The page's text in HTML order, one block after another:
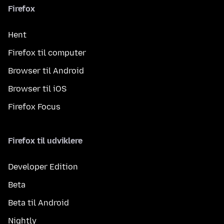
Firefox
Hent
Firefox til computer
Browser til Android
Browser til iOS
Firefox Focus
Firefox til udviklere
Developer Edition
Beta
Beta til Android
Nightly